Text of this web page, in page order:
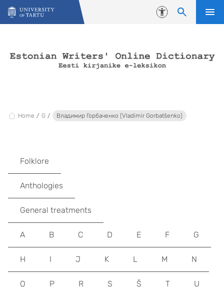
Skip to content
Accessibility
Home G Владимир Горбаченко (Vladimir Gorbatšenko)
Folklore
Anthologies
General treatments
A B C D E F G
H I J K L M N
O P R S Š T U